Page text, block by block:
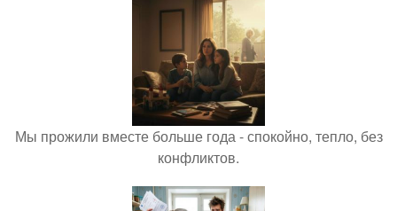
Мы прожили вместе больше года - спокойно, тепло, без
конфликтов.